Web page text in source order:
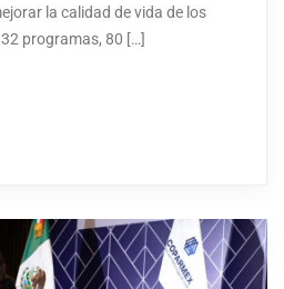
la calidad de vida de los
programas, 80 […]